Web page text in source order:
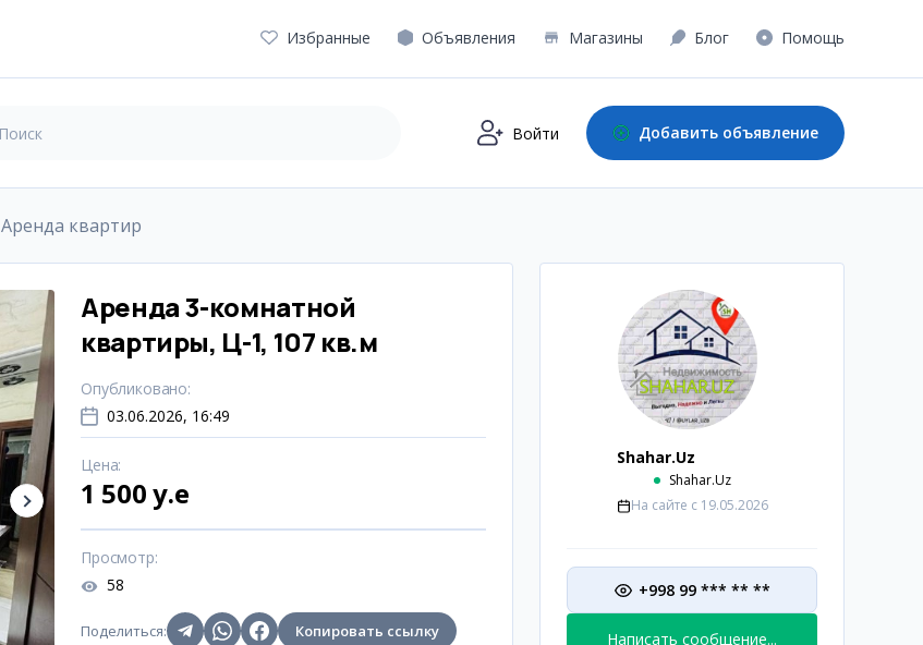
Избранные Объявления Магазины Блог Помощь
Войти Добавить объявление
Аренда квартир
Аренда 3-комнатной
квартиры, Ц-1, 107 кв.м
Опубликовано:
03.06.2026, 16:49
Цена:
1 500 y.e
Просмотр:
58
Поделиться: Копировать ссылку
Shahar.Uz
Shahar.Uz
На сайте с 19.05.2026
+998 99 *** ** **
Написать сообщение...